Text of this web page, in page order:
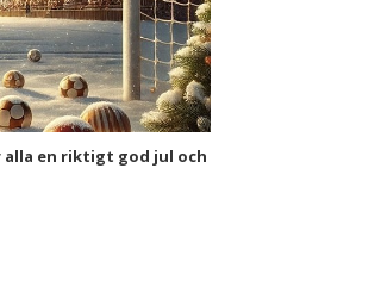
en riktigt god jul och